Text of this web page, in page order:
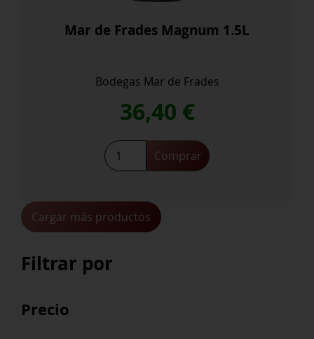
Mar de Frades Magnum 1.5L
Bodegas Mar de Frades
36,40 €
Comprar
Cargar más productos
Filtrar por
Precio